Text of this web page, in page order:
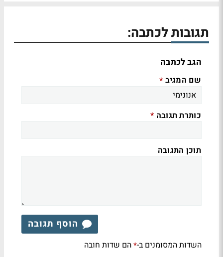
תגובות לכתבה:
הגב לכתבה
שם המגיב *
כותרת תגובה *
תוכן התגובה
הוסף תגובה
השדות המסומנים ב-*הם שדות חובה